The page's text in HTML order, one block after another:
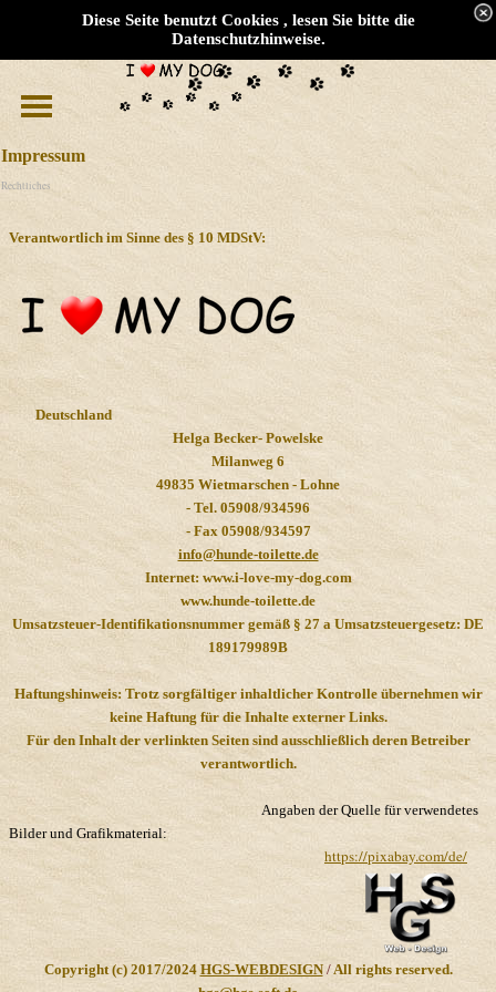
Diese Seite benutzt Cookies , lesen Sie bitte die
Datenschutzhinweise.
Impressum
Rechtliches
Verantwortlich im Sinne des § 10 MDStV:
Deutschland
Helga Becker- Powelske
Milanweg 6
49835 Wietmarschen - Lohne
- Tel. 05908/934596
- Fax 05908/934597
info@hunde-toilette.de
Internet: www.i-love-my-dog.com
www.hunde-toilette.de
Umsatzsteuer-Identifikationsnummer gemäß § 27 a Umsatzsteuergesetz: DE
189179989B
Haftungshinweis: Trotz sorgfältiger inhaltlicher Kontrolle übernehmen wir
keine Haftung für die Inhalte externer Links.
Für den Inhalt der verlinkten Seiten sind ausschließlich deren Betreiber
verantwortlich.
Angaben der Quelle für verwendetes
Bilder und Grafikmaterial:
https://pixabay.com/de/
Copyright (c) 2017/2024 HGS-WEBDESIGN/All rights reserved.